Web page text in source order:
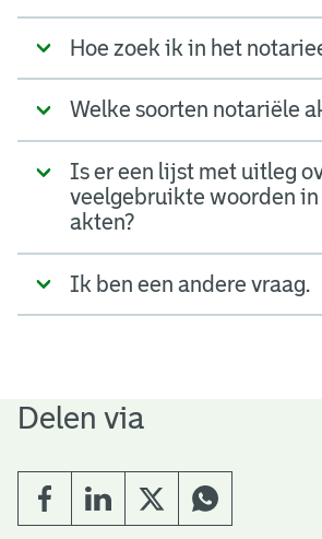
Hoe zoek ik in het
Welke soorten notariële
Is er een lijst met uitleg
veelgebruikte woorden
akten?
Ik ben een andere vraag.
Delen via